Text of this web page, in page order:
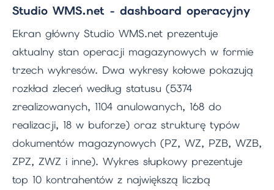
Studio WMS.net - dashboard operacyjny
Ekran główny Studio WMS.net prezentuje
aktualny stan operacji magazynowych w formie
trzech wykresów. Dwa wykresy kołowe pokazują
rozkład zleceń według statusu (5374
zrealizowanych, 1104 anulowanych, 168 do
realizacji, 18 w buforze) oraz strukturę typów
dokumentów magazynowych (PZ, WZ, PZB, WZB,
ZPZ, ZWZ i inne). Wykres słupkowy prezentuje
top 10 kontrahentów z największą liczbą